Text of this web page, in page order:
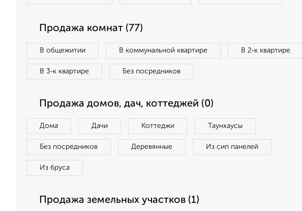
Продажа комнат (77)
В общежитии В коммунальной квартире В 2‑к квартире
В 3‑к квартире Без посредников
Продажа домов, дач, коттеджей (0)
Дома Дачи Коттеджи Таунхаусы
Без посредников Деревянные Из сип панелей
Из бруса
Продажа земельных участков (1)